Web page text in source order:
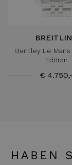
Bentley Le
Edition
€ 4.750,-
HABEN